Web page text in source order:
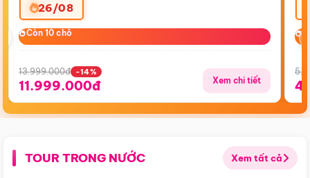
26/08
Còn 10 chỗ
Còn 10 chỗ
13.999.000đ -14%
11.999.000đ Xem chi tiết
TOUR TRONG NƯỚC Xem tất cả
Điểm nổi bật